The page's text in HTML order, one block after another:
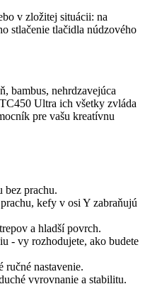
v zložitej situácii: na
stlačenie tlačidla núdzového
bambus, nehrdzavejúca
Ultra ich všetky zvláda
pre vašu kreatívnu
bez prachu.
kefy v osi Y zabraňujú
a hladší povrch.
- vy rozhodujete, ako budete
nastavenie.
vyrovnanie a stabilitu.